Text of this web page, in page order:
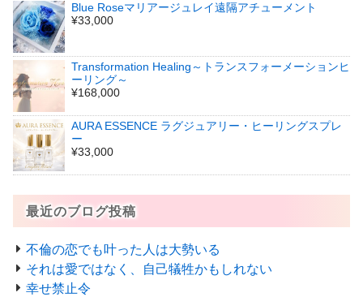
Blue Roseマリアージュレイ遠隔アチューメント
¥33,000
Transformation Healing～トランスフォーメーションヒ
ーリング～
¥168,000
AURA ESSENCE ラグジュアリー・ヒーリングスプレ
ー
¥33,000
最近のブログ投稿
不倫の恋でも叶った人は大勢いる
それは愛ではなく、自己犠牲かもしれない
幸せ禁止令